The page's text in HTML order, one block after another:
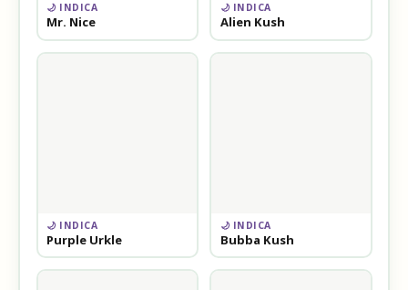
🌙 INDICA
Mr. Nice
🌙 INDICA
Alien Kush
🌙 INDICA
Purple Urkle
🌙 INDICA
Bubba Kush